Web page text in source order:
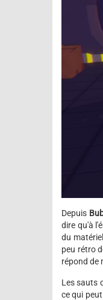
Depuis
dire qu'à
du
peu rétro
répond de
Les sauts
ce qui